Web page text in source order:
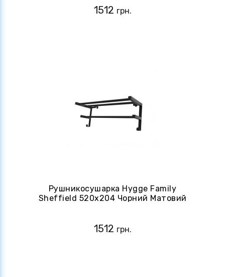
1512 грн.
Рушникосушарка Hygge Family
Sheffield 520x204 Чорний Матовий
1512 грн.